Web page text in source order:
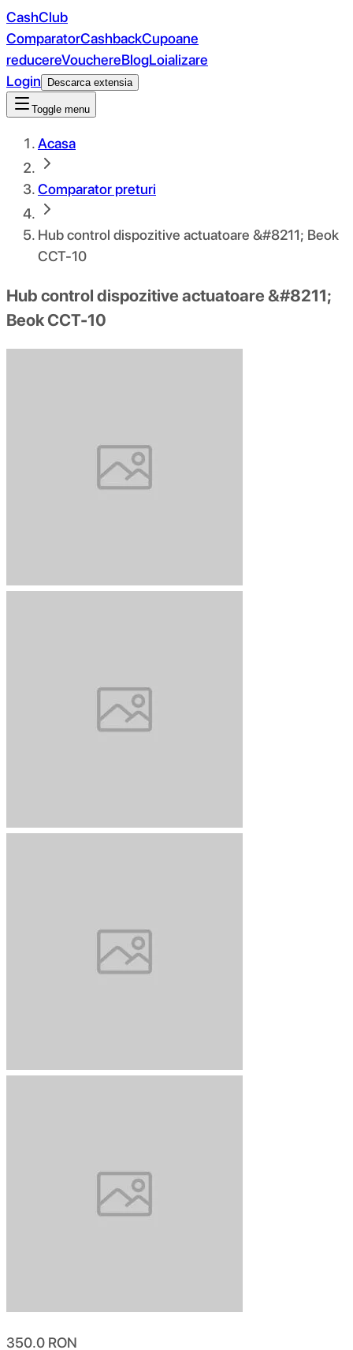
CashClub
ComparatorCashbackCupoane
reducereVouchereBlogLoializare
Login
Descarca extensia
Toggle menu
Acasa
Comparator preturi
Hub control dispozitive actuatoare &#8211; Beok
CCT-10
Hub control dispozitive actuatoare &#8211;
Beok CCT-10
350.0 RON